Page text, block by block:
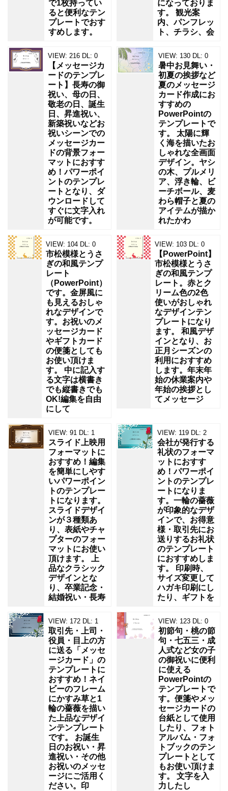
で1枚持ってい
ると便利なテン
プレートでおす
すめします。
になっておりま
す。 観光案
内、パンフレッ
ト、チラシ、会
VIEW: 216 DL: 0
【メッセージカ
ードのテンプレ
ート】長寿の御
祝い、母の日、
敬老の日、誕生
日、昇進祝い、
新築祝いなどお
祝いシーンでの
メッセージカー
ドの背景フォー
マットにおすす
め！パワーポイ
ントのテンプレ
ートとなり、ダ
ウンロードして
すぐに文字入れ
が可能です。
VIEW: 130 DL: 0
暑中お見舞い・
初夏の挨拶など
夏のメッセージ
カード作成にお
すすめの
PowerPointの
テンプレートで
す。 太陽に輝
く海を描いたお
しゃれな全画面
デザイン。ヤシ
の木、プルメリ
ア、浮き輪、ビ
ーチボール、麦
わら帽子と夏の
アイテムが描か
れたかわ
VIEW: 104 DL: 0
市松模様とうさ
ぎの和風テンプ
レート
（PowerPoint）
です。金屏風に
も見えるおしゃ
れなデザインで
す。お祝いのメ
ッセージカード
やギフトカード
の便箋としても
お使い頂けま
す。 中に記入す
る文字は横書き
でも縦書きでも
OK!編集を自由
にして
VIEW: 103 DL: 0
【PowerPoint】
市松模様とうさ
ぎの和風テンプ
レート。赤とク
リーム色の2色
使いがおしゃれ
なデザインテン
プレートになり
ます。 和風デザ
インとなり、お
正月シーズンの
利用におすすめ
します。年末年
始の休業案内や
年始の挨拶とし
てメッセージ
VIEW: 91 DL: 1
スライド上映用
フォーマットに
おすすめ！編集
を簡単にしやす
いパワーポイン
トのテンプレー
トになります。
スライドデザイ
ンが３種類あ
り、表紙やチャ
プターのフォー
マットにお使い
頂けます。 上
品なクラシック
デザインとな
り、卒業記念・
結婚祝い・長寿
VIEW: 119 DL: 2
会社が発行する
礼状のフォーマ
ットにおすす
め！パワーポイ
ントのテンプレ
ートになりま
す。一輪の薔薇
が印象的なデザ
インで、お得意
様・取引先にお
送りするお礼状
のテンプレート
におすすめしま
す。 印刷時、
サイズ変更して
ハガキ印刷にし
たり、ギフトを
VIEW: 172 DL: 1
取引先・上司・
役員・目上の方
に送る「メッセ
ージカード」の
テンプレートに
おすすめ！ネイ
ビーのフレーム
にかすみ草と1
輪の薔薇を描い
た上品なデザイ
ンテンプレート
です。 お誕生
日のお祝い・昇
進祝い・その他
お祝いのメッセ
ージにご活用く
ださい。印
VIEW: 123 DL: 0
初節句・桃の節
句・七五三・成
人式など女の子
の御祝いに便利
に使える
PowerPointの
テンプレートで
す。便箋やメッ
セージカードの
台紙として使用
したり、フォト
アルバム・フォ
トブックのテン
プレートとして
もお使い頂けま
す。 文字を入
力したし